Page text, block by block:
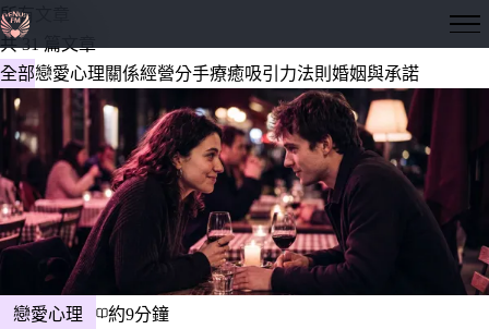
所有文章
共 31 篇文章
全部戀愛心理關係經營分手療癒吸引力法則 婚姻與承諾
戀愛心理
約9分鐘